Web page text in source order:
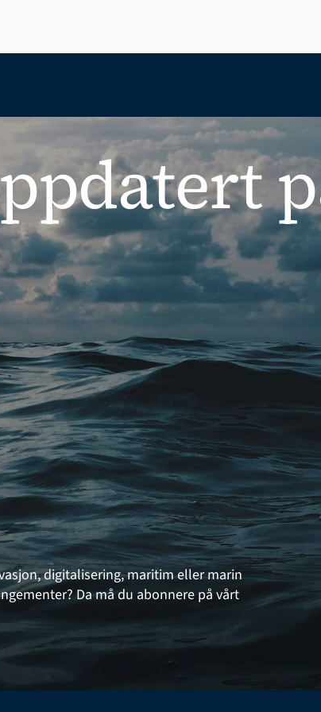
digitalisering, maritim eller marin
Da må du abonnere på vårt